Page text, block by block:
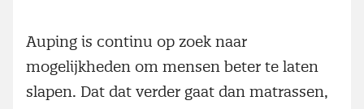
Auping is continu op zoek naar
mogelijkheden om mensen beter te laten
slapen. Dat dat verder gaat dan matrassen,